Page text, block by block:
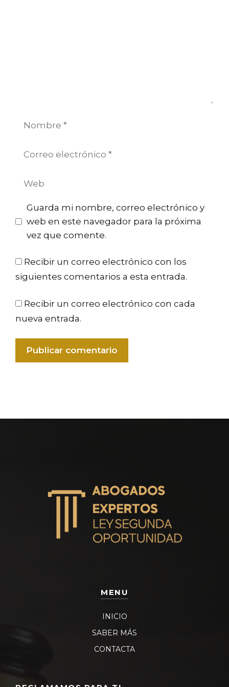
Nombre
Guarda mi nombre, correo electrónico y
web en este navegador para la próxima
vez que comente.
Recibir un correo electrónico con los
siguientes comentarios a esta entrada.
Recibir un correo electrónico con cada
nueva entrada.
MENU
INICIO
SABER MÁS
CONTACTA